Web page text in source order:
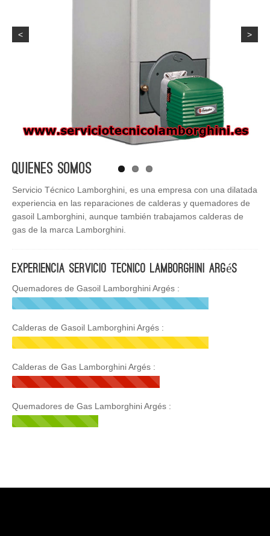
< >
Quienes Somos
Servicio Técnico Lamborghini, es una empresa con una dilatada
experiencia en las reparaciones de calderas y quemadores de
gasoil Lamborghini, aunque también trabajamos calderas de
gas de la marca Lamborghini.
Experiencia Servicio Tecnico Lamborghini Argés
Quemadores de Gasoil Lamborghini Argés :
Calderas de Gasoil Lamborghini Argés :
Calderas de Gas Lamborghini Argés :
Quemadores de Gas Lamborghini Argés :